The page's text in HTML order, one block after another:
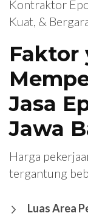
Kontraktor
Kuat, &
Faktor
Jasa
Jawa
Harga
tergantung
Luas Area